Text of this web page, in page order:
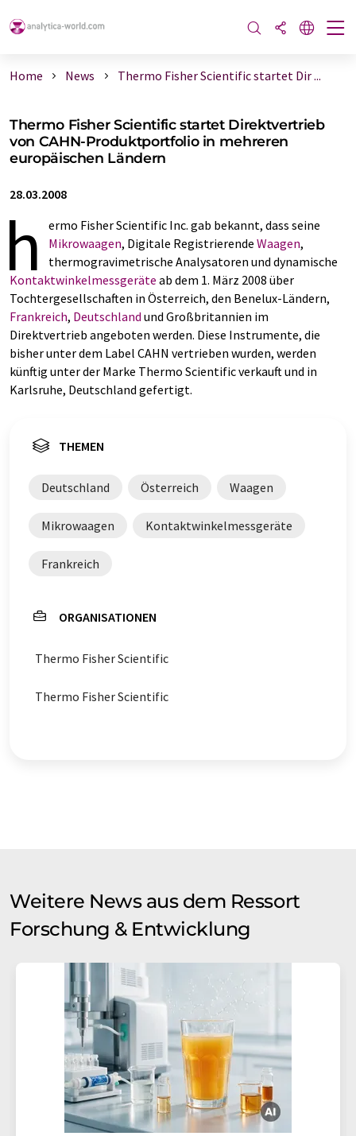
Home News Thermo Fisher Scientific startet Dir ...
Thermo Fisher Scientific startet Direktvertrieb
von CAHN-Produktportfolio in mehreren
europäischen Ländern
28.03.2008
h
ermo Fisher Scientific Inc. gab bekannt, dass seine
Mikrowaagen, Digitale Registrierende Waagen,
thermogravimetrische Analysatoren und dynamische
Kontaktwinkelmessgeräte ab dem 1. März 2008 über
Tochtergesellschaften in Österreich, den Benelux-Ländern,
Frankreich, Deutschland und Großbritannien im
Direktvertrieb angeboten werden. Diese Instrumente, die
bisher unter dem Label CAHN vertrieben wurden, werden
künftig unter der Marke Thermo Scientific verkauft und in
Karlsruhe, Deutschland gefertigt.
THEMEN
Deutschland Österreich Waagen
Mikrowaagen Kontaktwinkelmessgeräte
Frankreich
ORGANISATIONEN
Thermo Fisher Scientific
Thermo Fisher Scientific
Weitere News aus dem Ressort
Forschung & Entwicklung